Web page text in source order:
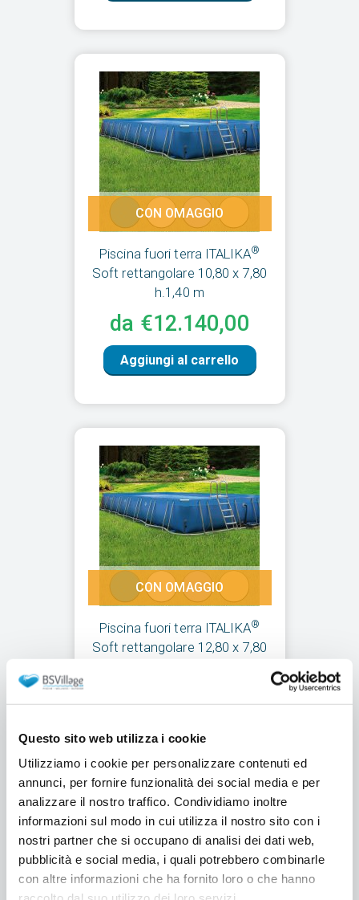
Questo sito web utilizza i cookie
Utilizziamo i cookie per personalizzare contenuti ed
annunci, per fornire funzionalità dei social media e per
analizzare il nostro traffico. Condividiamo inoltre
informazioni sul modo in cui utilizza il nostro sito con i
nostri partner che si occupano di analisi dei dati web,
pubblicità e social media, i quali potrebbero combinarle
con altre informazioni che ha fornito loro o che hanno
Piscina fuori terra ITALIKA®
Soft rettangolare 10,80 x 7,80
h.1,40 m
da €12.140,00
Aggiungi al carrello
CON OMAGGIO
Piscina fuori terra ITALIKA®
Soft rettangolare 12,80 x 7,80
da €12.005,00
Aggiungi al carrello
CON OMAGGIO